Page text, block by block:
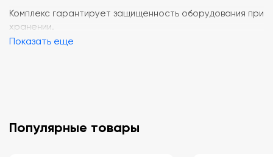
Комплекс гарантирует защищенность оборудования при
хранении.
проекты. Выдвижные ящики и полки комплекса
оборудованы системой предотвращающей выпадение
Показать еще
Популярные товары